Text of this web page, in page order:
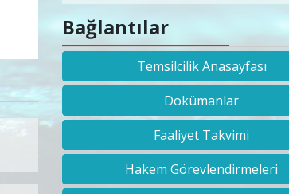
Bağlantılar
Temsilcilik Anasayfası
Dokümanlar
Faaliyet Takvimi
Hakem Görevlendirmeleri